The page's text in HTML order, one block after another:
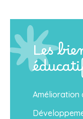
Les
Amélioration